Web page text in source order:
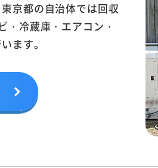
京都の自治体では回収
・冷蔵庫・エアコン・
ます。